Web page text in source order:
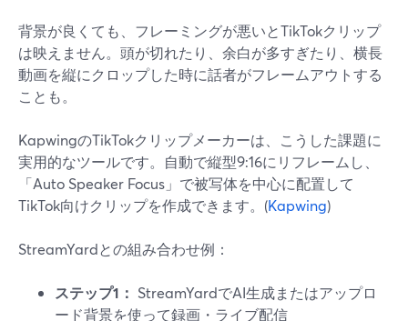
背景が良くても、フレーミングが悪いとTikTokクリップ
は映えません。頭が切れたり、余白が多すぎたり、横長
動画を縦にクロップした時に話者がフレームアウトする
ことも。
KapwingのTikTokクリップメーカーは、こうした課題に
実用的なツールです。自動で縦型9:16にリフレームし、
「Auto Speaker Focus」で被写体を中心に配置して
TikTok向けクリップを作成できます。(Kapwing)
StreamYardとの組み合わせ例：
ステップ1： StreamYardでAI生成またはアップロ
ード背景を使って録画・ライブ配信